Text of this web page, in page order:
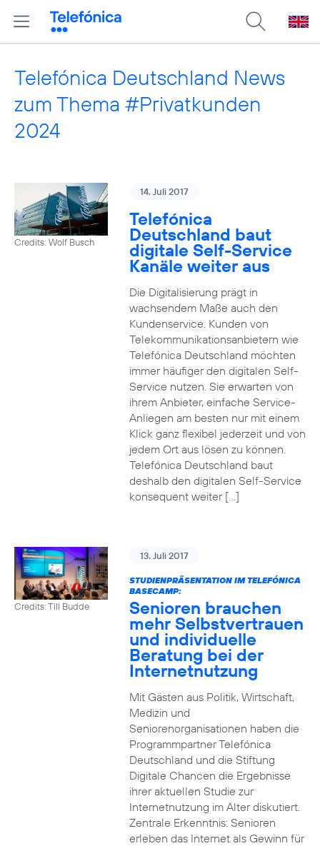
Telefónica Deutschland News
zum Thema #Privatkunden
2024
Credits: Wolf Busch
14. Juli 2017
Telefónica
Deutschland baut
digitale Self-Service
Kanäle weiter aus
Die Digitalisierung prägt in
wachsendem Maße auch den
Kundenservice. Kunden von
Telekommunikationsanbietern wie
Telefónica Deutschland möchten
immer häufiger den digitalen Self-
Service nutzen. Sie erwarten von
ihrem Anbieter, einfache Service-
Anliegen am besten nur mit einem
Klick ganz flexibel jederzeit und von
jedem Ort aus lösen zu können.
Telefónica Deutschland baut
deshalb den digitalen Self-Service
konsequent weiter […]
Credits: Till Budde
13. Juli 2017
STUDIENPRÄSENTATION IM TELEFÓNICA
BASECAMP:
Senioren brauchen
mehr Selbstvertrauen
und individuelle
Beratung bei der
Internetnutzung
Mit Gästen aus Politik, Wirtschaft,
Medizin und
Seniorenorganisationen haben die
Programmpartner Telefónica
Deutschland und die Stiftung
Digitale Chancen die Ergebnisse
ihrer aktuellen Studie zur
Internetnutzung im Alter diskutiert.
Zentrale Erkenntnis: Senioren
erleben das Internet als Gewinn für